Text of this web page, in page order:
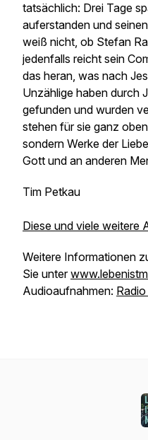
tatsächlich: Drei Tage
auferstanden und
weiß nicht, ob Stefan
jedenfalls reicht sein
das heran, was nach
Unzählige haben durch
gefunden und wurden
stehen für sie ganz
sondern Werke der
Gott und an anderen
Tim Petkau
Diese und viele weitere
Weitere Informationen
Sie unter
Audioaufnahmen: